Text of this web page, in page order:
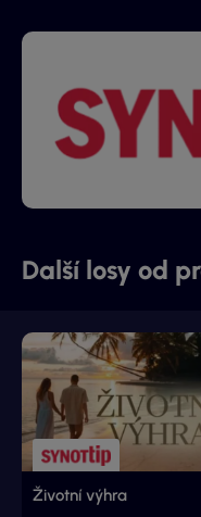
Další losy od
Životní výhra